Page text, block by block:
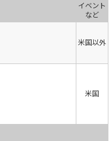
イベント
など
米国以外
米国